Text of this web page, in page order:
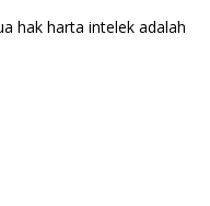
hak harta intelek adalah